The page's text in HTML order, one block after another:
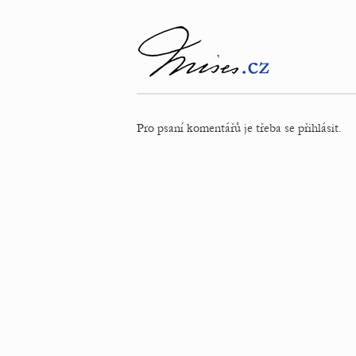
Pro psaní komentářů je třeba se přihlásit.